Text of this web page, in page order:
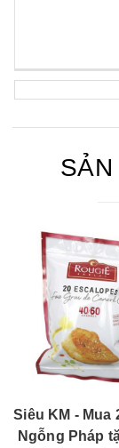
SẢN
Siêu KM - Mua
Ngỗng Pháp